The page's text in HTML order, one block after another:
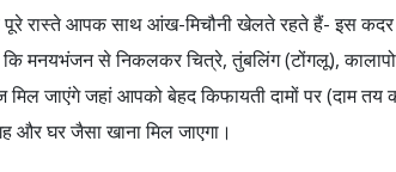
पूरे रास्ते आपक साथ आंख-मिचौनी खेलते रहते हैं- इस
मनयभंजन से निकलकर चित्रे, तुंबलिंग (टोंगलू),
जाएंगे जहां आपको बेहद किफायती दामों पर (दाम तय
घर जैसा खाना मिल जाएगा।